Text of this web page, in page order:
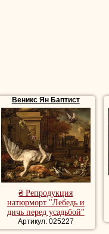
Веникс Ян Баптист
₴ Репродукция
натюрморт "Лебедь и
дичь перед усадьбой"
Артикул: 025227